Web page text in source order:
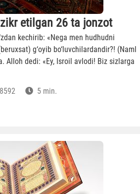
zikr etilgan 26 ta jonzot
kechirib: «Nega men hudhudni
g‘oyib bo‘luvchilardandir?! (Naml
Alloh dedi: «Ey, Isroil avlodi! Biz sizlarga
5 min.